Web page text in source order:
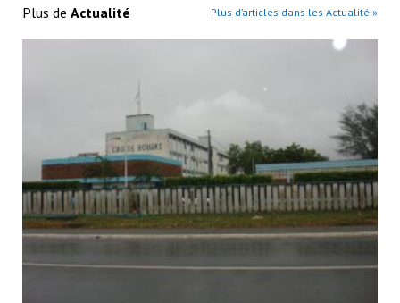
Plus de Actualité Plus d’articles dans les Actualité »